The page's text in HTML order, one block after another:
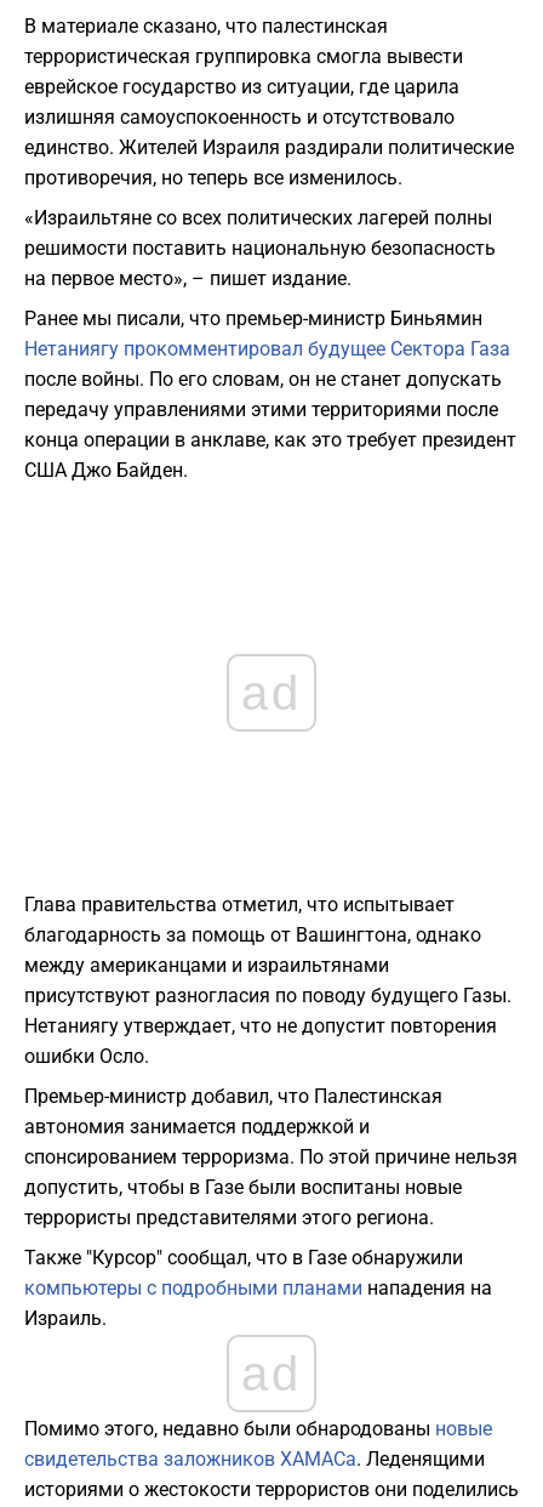
В материале сказано, что палестинская
террористическая группировка смогла вывести
еврейское государство из ситуации, где царила
излишняя самоуспокоенность и отсутствовало
единство. Жителей Израиля раздирали политические
противоречия, но теперь все изменилось.
«Израильтяне со всех политических лагерей полны
решимости поставить национальную безопасность
на первое место», – пишет издание.
Ранее мы писали, что премьер-министр Биньямин
Нетаниягу прокомментировал будущее Сектора Газа
после войны. По его словам, он не станет допускать
передачу управлениями этими территориями после
конца операции в анклаве, как это требует президент
США Джо Байден.
ad
Глава правительства отметил, что испытывает
благодарность за помощь от Вашингтона, однако
между американцами и израильтянами
присутствуют разногласия по поводу будущего Газы.
Нетаниягу утверждает, что не допустит повторения
ошибки Осло.
Премьер-министр добавил, что Палестинская
автономия занимается поддержкой и
спонсированием терроризма. По этой причине нельзя
допустить, чтобы в Газе были воспитаны новые
террористы представителями этого региона.
Также "Курсор" сообщал, что в Газе обнаружили
компьютеры с подробными планами нападения на
Израиль.
ad
Помимо этого, недавно были обнародованы новые
свидетельства заложников ХАМАСа. Леденящими
историями о жестокости террористов они поделились